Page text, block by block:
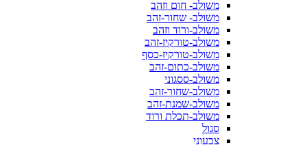
משולב- חום וזהב
משולב- שחור-זהב
משולב-ורוד וזהב
משולב-טורקיז-זהב
משולב-טורקיז-כסף
משולב-כתום-זהב
משולב-ססגוני
משולב-שחור-זהב
משולב-שמנת-זהב
משולב-תכלת ורוד
סגול
צבעוני